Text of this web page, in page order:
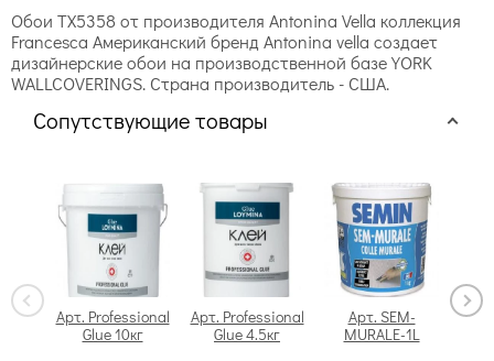
Обои TX5358 от производителя Antonina Vella коллекция
Francesca Американский бренд Antonina vella создает
дизайнерские обои на производственной базе YORK
WALLCOVERINGS. Страна производитель - США.
Сопутствующие товары
Арт. Professional
Glue 10кг
Арт. Professional
Glue 4.5кг
Арт. SEM-
MURALE-1L